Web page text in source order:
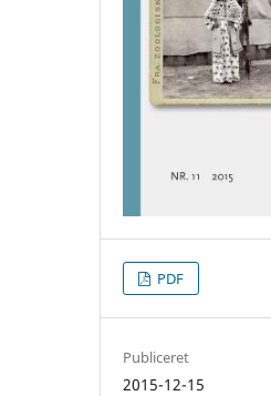
PDF
Publiceret
2015-12-15